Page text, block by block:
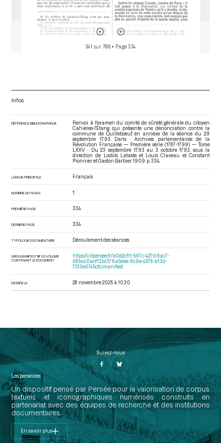
341 sur 786 • Page 334
Infos
RÉFÉRENCE BIBLIOGRAPHIQUE
Renvoi à l'examen du comité de sûreté générale du citoyen
Cahières-l'Étang qui présente une dénonciation contre la
commune de Quillebœuf, en annexe de la séance du 29
septembre 1793. Dans : Archives parlementaires de la
Révolution Française — Première série (1787-1799) — Tome
LXXV - Du 23 septembre 1793 au 3 octobre 1793
, sous la
direction de Lodoïs Lataste et Louis Claveau et Constant
Pionnier et Gaston Barbier. 1909. p. 334.
LANGUE PRINCIPALE Français
NOMBRE DE PAGES 1
PREMIÈRE PAGE 334
DERNIÈRE PAGE 334
TYPOLOGIE DOCUMENTAIRE Déroulement des séances
URI DU MANIFEST IIIF DU VOLUME
CONTENANT LE DOCUMENT
https://iiif.persee.fr/b0e2cf11-597c-427d-8ac7-
68bcc0acf13b/376a5dee-9c6e-4578-b13d-
7f33e6745cfc/manifest
MODIFIÉ LE 28 novembre 2025 à 10:30
Suivez-nous
Les perséides
Un dispositif pensé par Persée pour la valorisation de corpus
textuels et iconographiques numérisés construits en
partenariat avec des équipes de recherche et des institutions
documentaires.
En savoir plus